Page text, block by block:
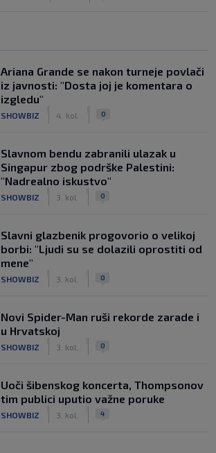
Ariana Grande se nakon turneje povlači
iz javnosti: "Dosta joj je komentara o
izgledu"
SHOWBIZ 4. kol. 0
Slavnom bendu zabranili ulazak u
Singapur zbog podrške Palestini:
"Nadrealno iskustvo"
SHOWBIZ 3. kol. 0
Slavni glazbenik progovorio o velikoj
borbi: "Ljudi su se dolazili oprostiti od
mene"
SHOWBIZ 3. kol. 0
Novi Spider-Man ruši rekorde zarade i
u Hrvatskoj
SHOWBIZ 3. kol. 0
Uoči šibenskog koncerta, Thompsonov
tim publici uputio važne poruke
SHOWBIZ 3. kol. 4